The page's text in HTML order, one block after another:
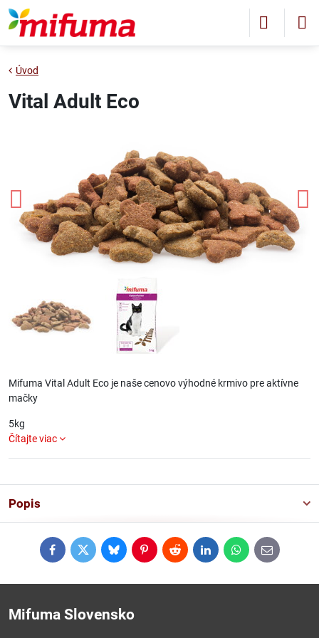
Úvod
Vital Adult Eco
Mifuma Vital Adult Eco je naše cenovo výhodné krmivo pre aktívne
mačky
5kg
Čítajte viac
Popis
FacebookTwitterBlueskyPinterestRedditLinkedInWhatsApp
E-
mail
Mifuma Slovensko